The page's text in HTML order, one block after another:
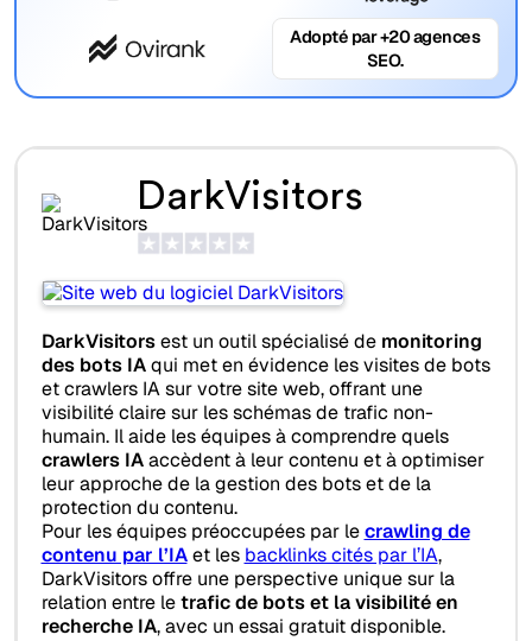
Adopté par +20 agences
SEO.
DarkVisitors
DarkVisitorsest un outil spécialisé de monitoring
des bots IAqui met en évidence les visites de bots
et crawlers IA sur votre site web, offrant une
visibilité claire sur les schémas de trafic non-
humain. Il aide les équipes à comprendre quels
crawlers IAaccèdent à leur contenu et à optimiser
leur approche de la gestion des bots et de la
protection du contenu.
Pour les équipes préoccupées par lecrawling de
contenu par l’IAet les backlinks cités par l’IA,
DarkVisitors offre une perspective unique sur la
relation entre letrafic de bots et la visibilité en
recherche IA, avec un essai gratuit disponible.